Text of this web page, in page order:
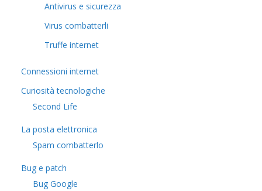
Antivirus e sicurezza
Virus combatterli
Truffe internet
Connessioni internet
Curiosità tecnologiche
​Second Life
La posta elettronica
Spam combatterlo
Bug e patch
Bug Google